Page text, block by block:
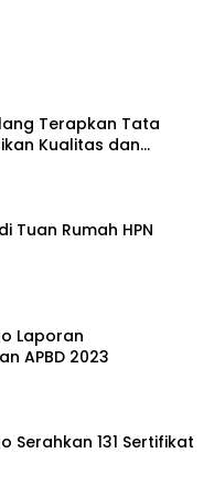
Terapkan Tata
Kualitas dan
Tuan Rumah HPN
Laporan
APBD 2023
Serahkan 131 Sertifikat